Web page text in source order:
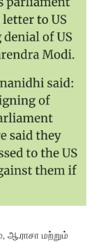
ஆ.ராசா மற்றும்